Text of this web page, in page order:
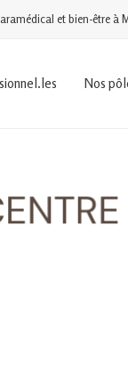
et bien-être à
Nos